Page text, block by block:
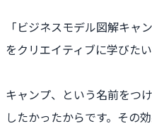
「ビジネスモデル図解キ
をクリエイティブに学びた
キャンプ、という名前をつ
したかったからです。その